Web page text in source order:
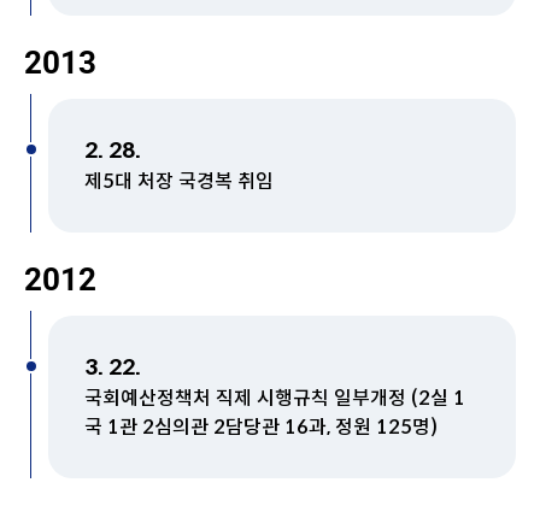
2013
2. 28.
제5대 처장 국경복 취임
2012
3. 22.
국회예산정책처 직제 시행규칙 일부개정 (2실 1
국 1관 2심의관 2담당관 16과, 정원 125명)